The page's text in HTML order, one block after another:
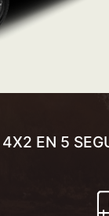
EN 5